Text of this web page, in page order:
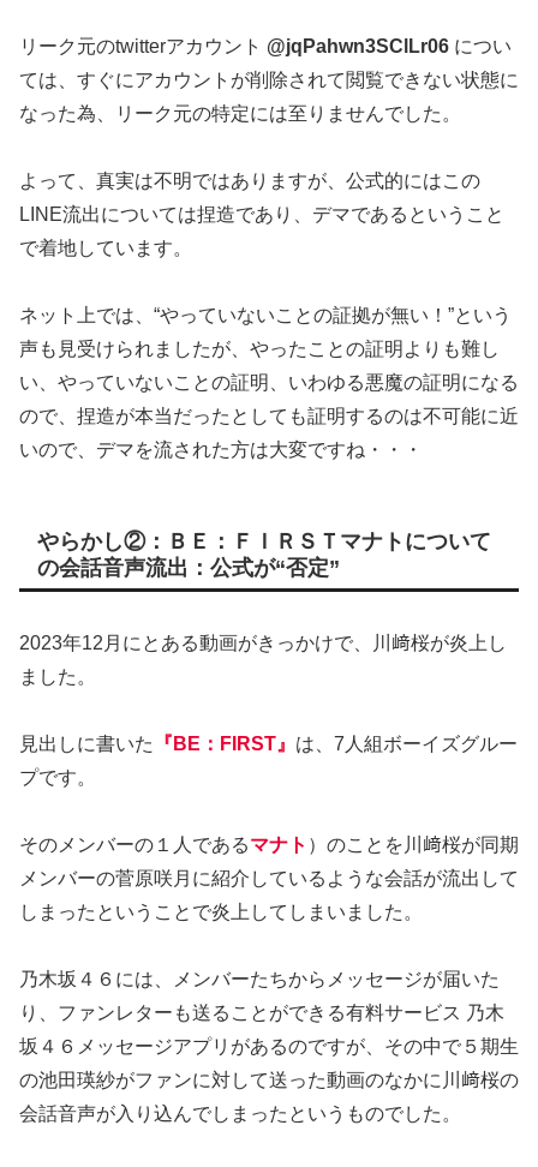
リーク元のtwitterアカウント @jqPahwn3SClLr06 につい
ては、すぐにアカウントが削除されて閲覧できない状態に
なった為、リーク元の特定には至りませんでした。
よって、真実は不明ではありますが、公式的にはこの
LINE流出については捏造であり、デマであるということ
で着地しています。
ネット上では、“やっていないことの証拠が無い！”という
声も見受けられましたが、やったことの証明よりも難し
い、やっていないことの証明、いわゆる悪魔の証明になる
ので、捏造が本当だったとしても証明するのは不可能に近
いので、デマを流された方は大変ですね・・・
やらかし②：ＢＥ：ＦＩＲＳＴマナトについて
の会話音声流出：公式が“否定”
2023年12月にとある動画がきっかけで、川﨑桜が炎上し
ました。
見出しに書いた 『BE：FIRST』 は、7人組ボーイズグルー
プです。
そのメンバーの１人であるマナト ）のことを川﨑桜が同期
メンバーの菅原咲月に紹介しているような会話が流出して
しまったということで炎上してしまいました。
乃木坂４６には、メンバーたちからメッセージが届いた
り、ファンレターも送ることができる有料サービス 乃木
坂４６メッセージアプリがあるのですが、その中で５期生
の池田瑛紗がファンに対して送った動画のなかに川﨑桜の
会話音声が入り込んでしまったというものでした。